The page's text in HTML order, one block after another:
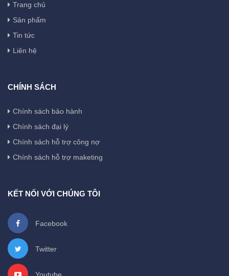
Trang chủ
Sản phẩm
Tin tức
Liên hệ
CHÍNH SÁCH
Chính sách bảo hành
Chính sách đại lý
Chính sách hỗ trợ công nợ
Chính sách hỗ trợ maketing
KẾT NỐI VỚI CHÚNG TÔI
Facebook
Twitter